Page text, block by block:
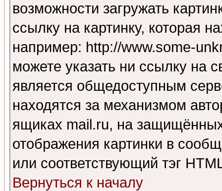
возможности загружать
ссылку на картинку, которая
например: http://www.some-
можете указать ни ссылку на
является общедоступным
находятся за механизмом
ящиках mail.ru, на
отображения картинки в
или соответствующий тэг
Вернуться к началу